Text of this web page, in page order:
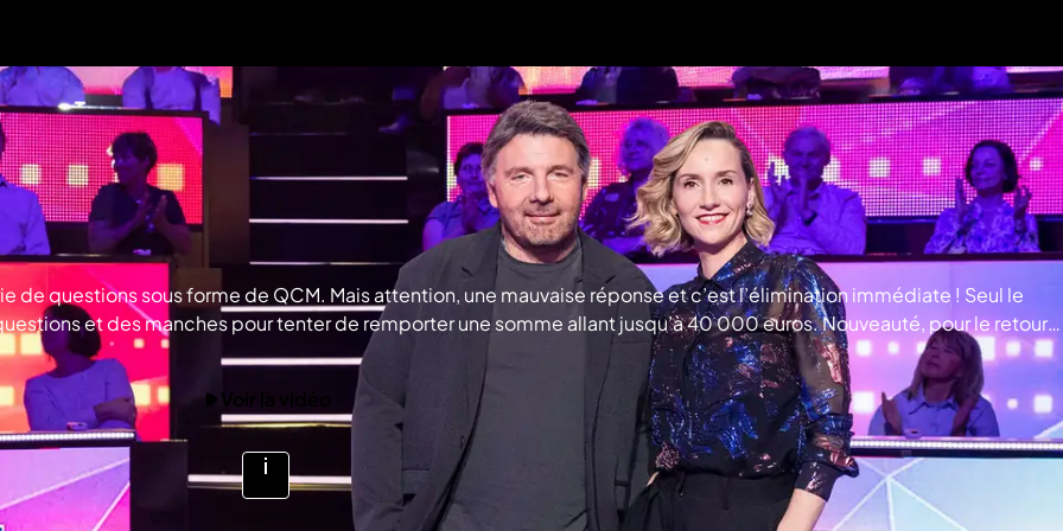
questions sous forme de QCM. Mais attention, une mauvaise réponse et c’est l’élimination immédiate ! Seul le
et des manches pour tenter de remporter une somme allant jusqu’à 40 000 euros. Nouveauté, pour le retour
selon leur tranche d’âge. Et ce n’est pas tout, chaque génération sera accompagnée par une célébrité qui
la chance de remporter jusqu’à 40 000 euros ? © FREMANTLE MEDIA FRANCE
Voir la vidéo
Voir